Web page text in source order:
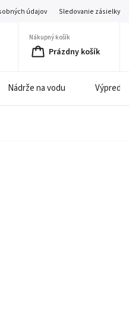
údajov Sledovanie zásielky
Nákupný košík
Prázdny košík
Nádrže na vodu